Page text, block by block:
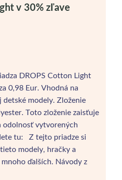
v 30% zľave
DROPS Cotton Light
0,98 Eur. Vhodná na
modely. Zloženie
Toto zloženie zaisťuje
odolnosť vytvorených
tu: Z tejto priadze si
modely, hračky a
ďalších. Návody z